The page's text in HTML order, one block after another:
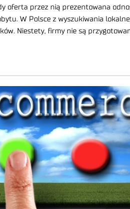
oferta przez nią prezentowana
W Polsce z wyszukiwania
Niestety, firmy nie są